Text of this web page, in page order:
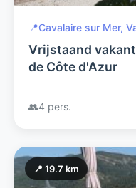
📍Cavalaire sur Mer,
Vrijstaand
de Côte d'Azur
👥4 pers.
📍 19.7 km